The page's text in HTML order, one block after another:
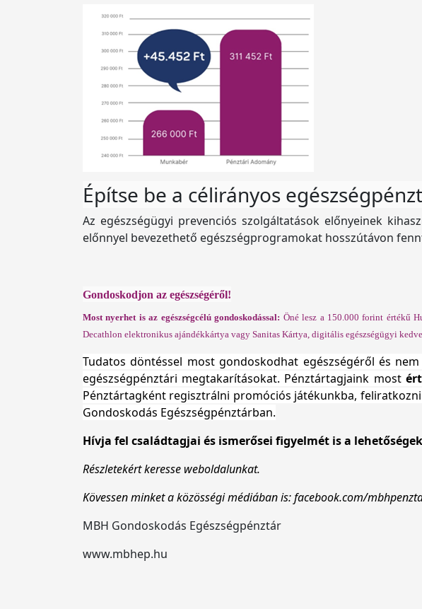
Építse be a célirányos
Az egészségügyi prevenciós szolgáltatások előnyeinek
előnnyel bevezethető egészségprogramokat hosszútávon
Gondoskodjon az egészségéről!
Most nyerhet is az egészségcélú gondoskodással: Öné lesz a 150.000 forint értékű
Decathlon elektronikus ajándékkártya vagy Sanitas Kártya, digitális egészségügyi
Tudatos döntéssel most gondoskodhat egészségéről és
egészségpénztári megtakarításokat. Pénztártagjaink most
Pénztártagként regisztrálni promóciós játékunkba,
Gondoskodás Egészségpénztárban.
Hívja fel családtagjai és ismerősei figyelmét is a
Részletekért keresse
Kövessen minket a közösségi médiában is: facebook.com/
MBH Gondoskodás Egészségpénztár
www.mbhep.hu